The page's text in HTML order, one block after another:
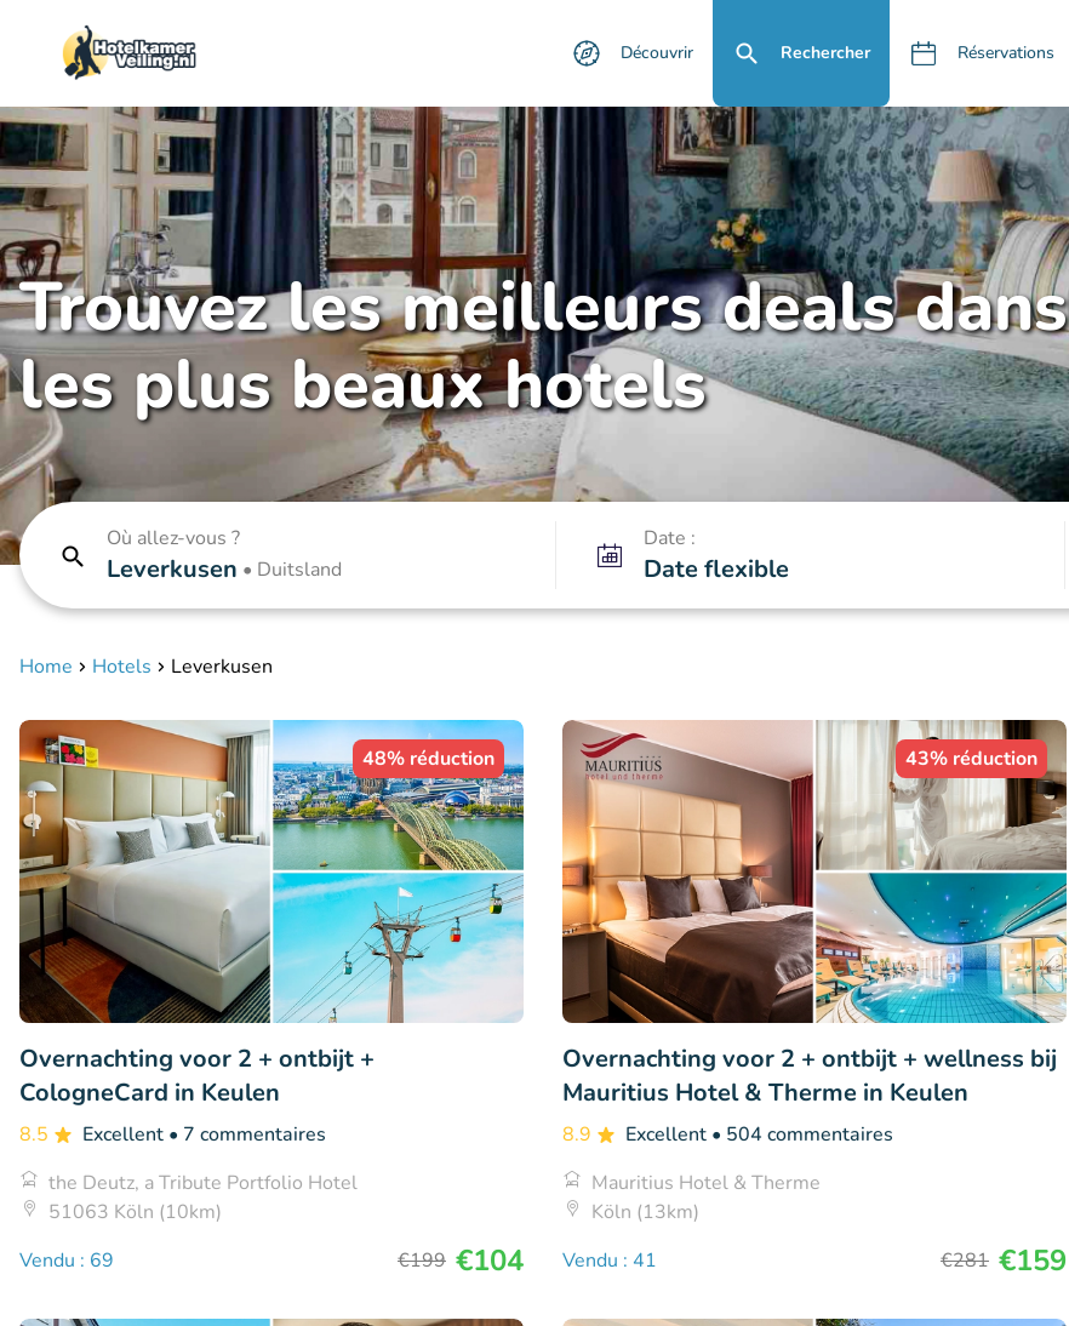
Découvrir Rechercher Réservations
Trouvez les meilleurs deals dans
les plus beaux hotels
Où allez-vous ?
Leverkusen • Duitsland
Date :
Date flexible
Home Hotels Leverkusen
48% réduction
Overnachting voor 2 + ontbijt +
CologneCard in Keulen
8.5 Excellent • 7 commentaires
the Deutz, a Tribute Portfolio Hotel
51063 Köln (10km)
Vendu : 69
€199 €104
43% réduction
Overnachting voor 2 + ontbijt + wellness bij
Mauritius Hotel & Therme in Keulen
8.9 Excellent • 504 commentaires
Mauritius Hotel & Therme
Köln (13km)
Vendu : 41
€281 €159